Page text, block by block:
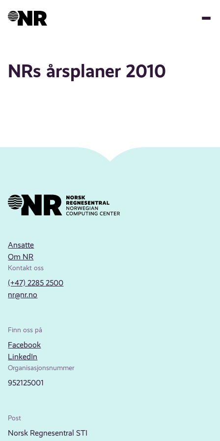
NRs årsplaner 2010
Ansatte
Om NR
Kontakt oss
(+47) 2285 2500
nr@nr.no
Finn oss på
Facebook
LinkedIn
Organisasjonsnummer
952125001
Post
Norsk Regnesentral STI